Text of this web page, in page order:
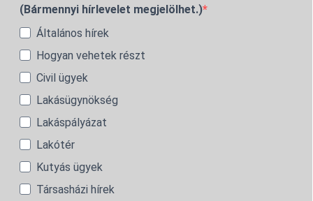
(Bármennyi hírlevelet megjelölhet.)
Általános hírek
Hogyan vehetek részt
Civil ügyek
Lakásügynökség
Lakáspályázat
Lakótér
Kutyás ügyek
Társasházi hírek